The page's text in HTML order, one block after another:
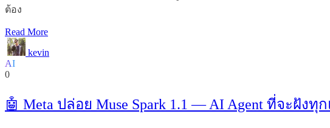
ต้อง
Read More
kevin
AI
0
🤖 Meta ปล่อย Muse Spark 1.1 — AI Agent ที่จะฝัง